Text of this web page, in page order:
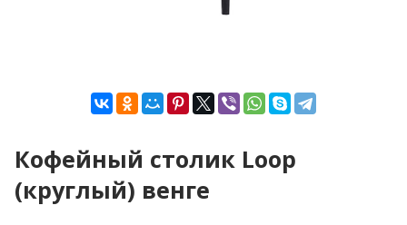
Кофейный столик Loop
(круглый) венге